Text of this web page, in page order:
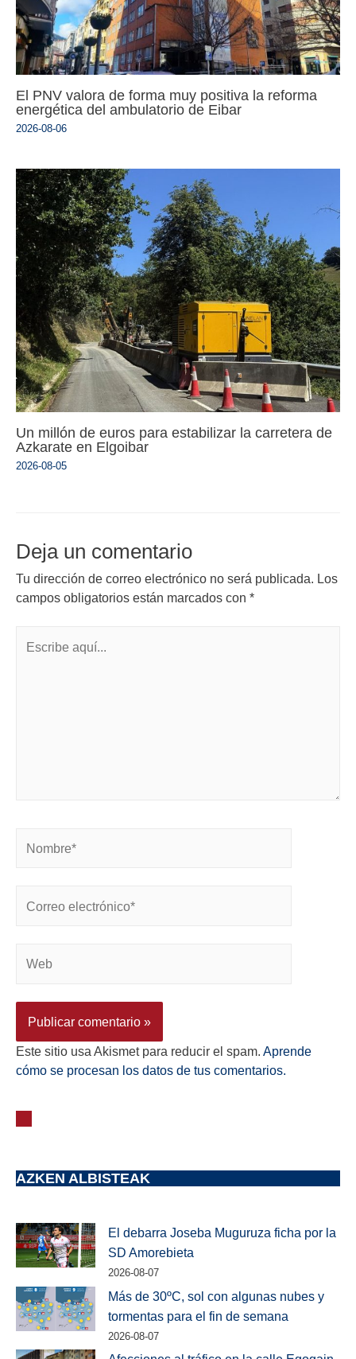
El PNV valora de forma muy positiva la reforma
energética del ambulatorio de Eibar
2026-08-06
Un millón de euros para estabilizar la carretera de
Azkarate en Elgoibar
2026-08-05
Deja un comentario
Tu dirección de correo electrónico no será publicada. Los
campos obligatorios están marcados con *
Este sitio usa Akismet para reducir el spam. Aprende
cómo se procesan los datos de tus comentarios.
AZKEN ALBISTEAK
El debarra Joseba Muguruza ficha por la
SD Amorebieta
2026-08-07
Más de 30ºC, sol con algunas nubes y
tormentas para el fin de semana
2026-08-07